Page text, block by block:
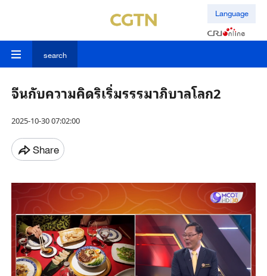
Language
search
จีนกับความคิดริเริ่มรรรมาภิบาลโลก2
2025-10-30 07:02:00
Share